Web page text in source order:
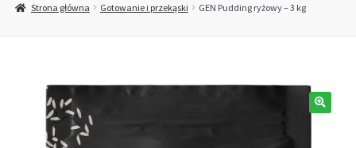
Informacje
Strona główna Gotowanie i przekąski GEN Pudding ryżowy – 3 kg